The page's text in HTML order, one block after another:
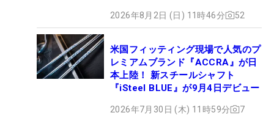
2026年8月2日 (日) 11時46分 52
米国フィッティング現場で人気のプ
レミアムブランド『ACCRA』が日
本上陸！ 新スチールシャフト
『iSteel BLUE』が9月4日デビュー
2026年7月30日 (木) 11時59分 7